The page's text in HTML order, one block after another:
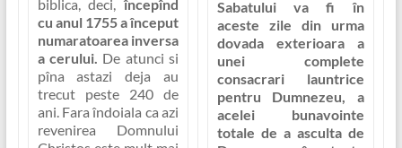
biblica, deci, începînd
cu anul 1755 a început
numaratoarea inversa
a cerului. De atunci si
pîna astazi deja au
trecut peste 240 de
ani. Fara îndoiala ca azi
revenirea Domnului
Sabatului va fi în
aceste zile din urma
dovada exterioara a
unei complete
consacrari launtrice
pentru Dumnezeu, a
acelei bunavointe
totale de a asculta de